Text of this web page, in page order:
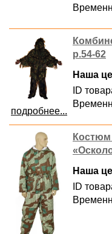
подробнее...
р.54-62
Наша
ID
Костюм
Наша
ID